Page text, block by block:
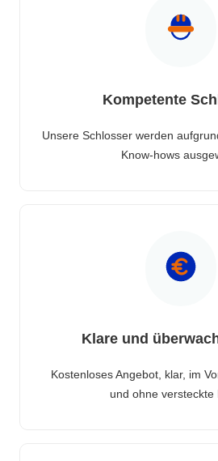
Kompetente
Unsere Schlosser werden
Know-hows
Klare und
Kostenloses Angebot, klar, im
und ohne versteckte